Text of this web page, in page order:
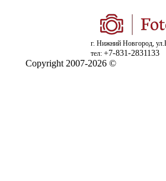
г. Нижний Новгород,
тел: +7-831-2831133
Copyright 2007-2026 ©